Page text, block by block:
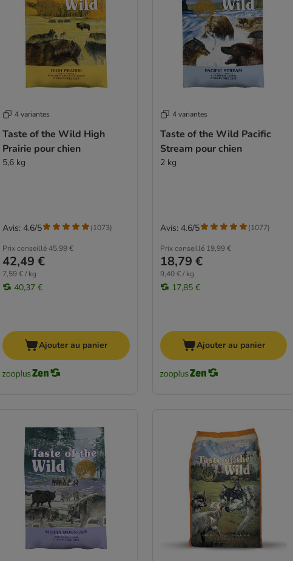
4 variantes
Taste of the Wild High
Prairie pour chien
5,6 kg
Prix conseillé45,99 €
42,49 €
7,59 € / kg
40,37 €
Avis: 4.6/5 (1073)
Ajouter au panier
4 variantes
Taste of the Wild Pacific
Stream pour chien
2 kg
Prix conseillé 19,99 €
18,79 €
9,40 € / kg
17,85 €
Avis: 4.6/5 (1077)
Ajouter au panier